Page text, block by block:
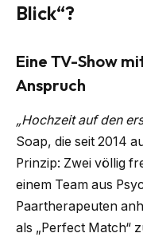
Blick“?
Eine TV-Show
Anspruch
„Hochzeit auf den
Soap, die seit 2014
Prinzip: Zwei völlig
einem Team aus
Paartherapeuten
als „Perfect Match“